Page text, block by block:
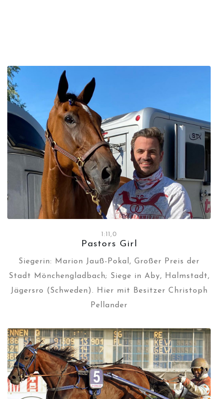
1:11,0
Pastors Girl
Siegerin: Marion Jauß-Pokal, Großer Preis der
Stadt Mönchengladbach; Siege in Aby, Halmstadt,
Jägersro (Schweden). Hier mit Besitzer Christoph
Pellander